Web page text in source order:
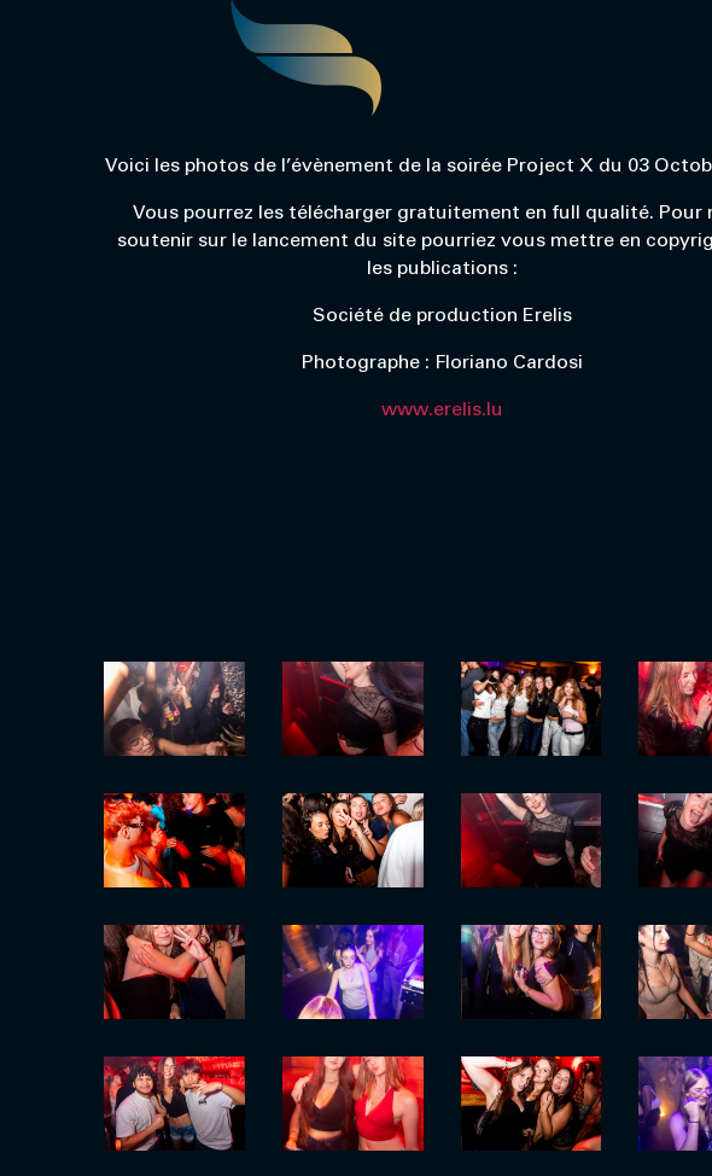
Voici les photos de l’évènement de la soirée Project X du 03
Vous pourrez les télécharger gratuitement en full qualité. Pour
soutenir sur le lancement du site pourriez vous mettre en
les publications :
Société de production Erelis
Photographe : Floriano Cardosi
www.erelis.lu